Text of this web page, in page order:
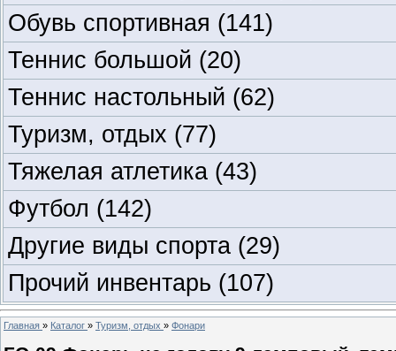
Обувь спортивная (141)
Теннис большой (20)
Теннис настольный (62)
Туризм, отдых (77)
Тяжелая атлетика (43)
Футбол (142)
Другие виды спорта (29)
Прочий инвентарь (107)
Главная » Каталог » Туризм, отдых » Фонари